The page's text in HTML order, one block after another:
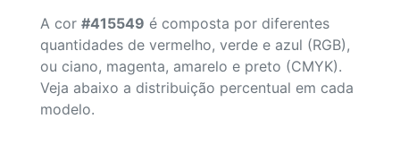
A cor #415549 é composta por diferentes
quantidades de vermelho, verde e azul (RGB),
ou ciano, magenta, amarelo e preto (CMYK).
Veja abaixo a distribuição percentual em cada
modelo.